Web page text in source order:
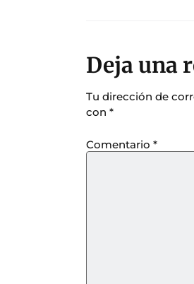
Deja una
Tu dirección de
con *
Comentario *